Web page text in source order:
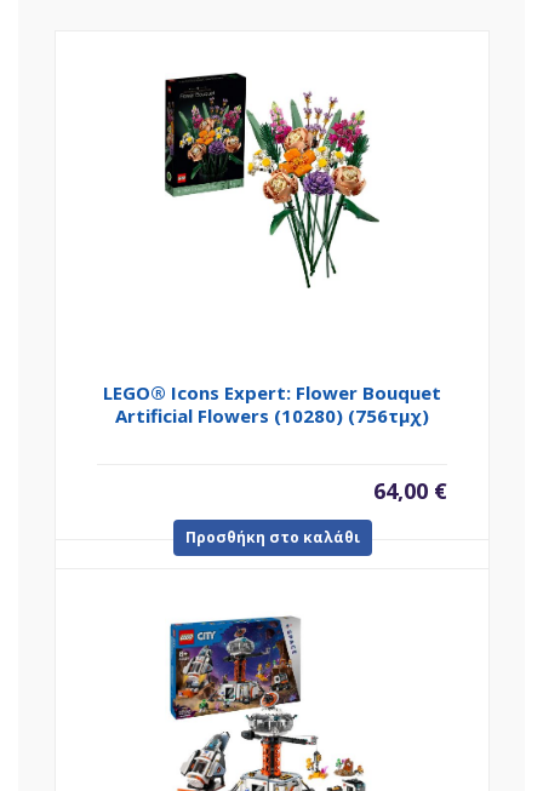
LEGO® Icons Expert: Flower Bouquet
Artificial Flowers (10280) (756τμχ)
64,00 €
Προσθήκη στο καλάθι